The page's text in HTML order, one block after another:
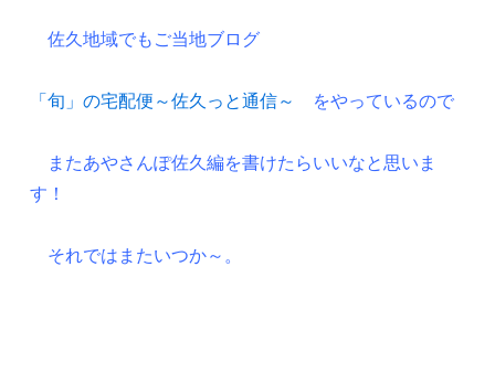
佐久地域でもご当地ブログ
「旬」の宅配便～佐久っと通信～ をやっているので
またあやさんぽ佐久編を書けたらいいなと思いま
す！
それではまたいつか～。